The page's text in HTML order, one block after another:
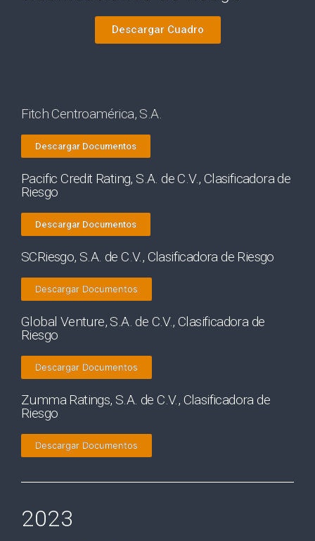
Descargar Cuadro
Fitch Centroamérica, S.A.
Descargar Documentos
Pacific Credit Rating, S.A. de C.V., Clasificadora de
Riesgo
Descargar Documentos
SCRiesgo, S.A. de C.V., Clasificadora de Riesgo
Descargar Documentos
Global Venture, S.A. de C.V., Clasificadora de
Riesgo
Descargar Documentos
Zumma Ratings, S.A. de C.V., Clasificadora de
Riesgo
Descargar Documentos
2023